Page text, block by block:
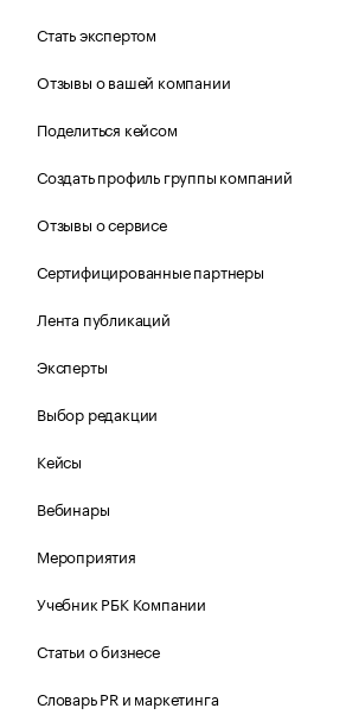
Стать экспертом
Отзывы о вашей компании
Поделиться кейсом
Создать профиль группы компаний
Отзывы о сервисе
Сертифицированные партнеры
Лента публикаций
Эксперты
Выбор редакции
Кейсы
Вебинары
Мероприятия
Учебник РБК Компании
Статьи о бизнесе
Словарь PR и маркетинга